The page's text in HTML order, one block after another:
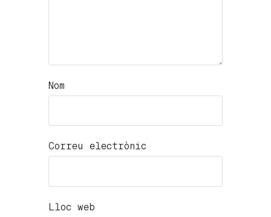
Nom
Correu electrònic
Lloc web